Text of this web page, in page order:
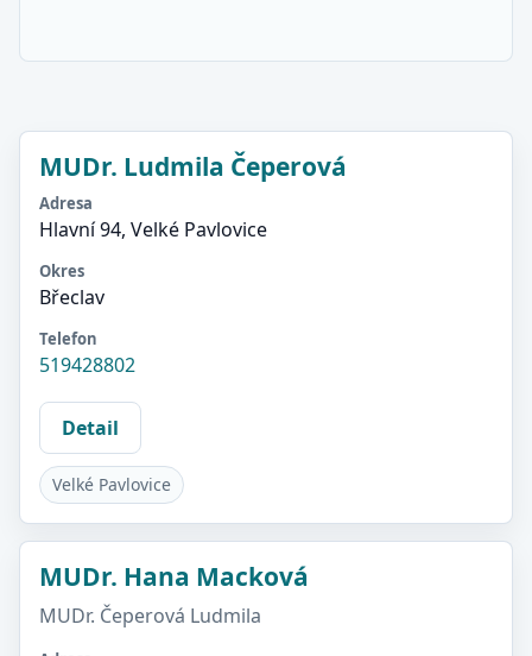
MUDr. Ludmila Čeperová
Adresa
Hlavní 94, Velké Pavlovice
Okres
Břeclav
Telefon
519428802
Detail
Velké Pavlovice
MUDr. Hana Macková
MUDr. Čeperová Ludmila